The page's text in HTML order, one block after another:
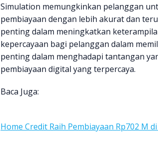
Simulation memungkinkan pelanggan
pembiayaan dengan lebih akurat dan
penting dalam meningkatkan
kepercayaan bagi pelanggan dalam
penting dalam menghadapi tantangan
pembiayaan digital yang terpercaya.
Baca Juga:
Home Credit Raih Pembiayaan Rp702 M